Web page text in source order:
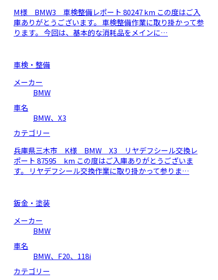
M様 BMW3 車検整備レポート 80247 km この度はご入
庫ありがとうございます。 車検整備作業に取り掛かって参
ります。 今回は、基本的な消耗品をメインに…
車検・整備
メーカー
BMW
車名
BMW、X3
カテゴリー
兵庫県三木市 K様 BMW X3 リヤデフシール交換レ
ポート 87595 km この度はご入庫ありがとうございま
す。 リヤデフシール交換作業に取り掛かって参りま…
鈑金・塗装
メーカー
BMW
車名
BMW、F20、118i
カテゴリー